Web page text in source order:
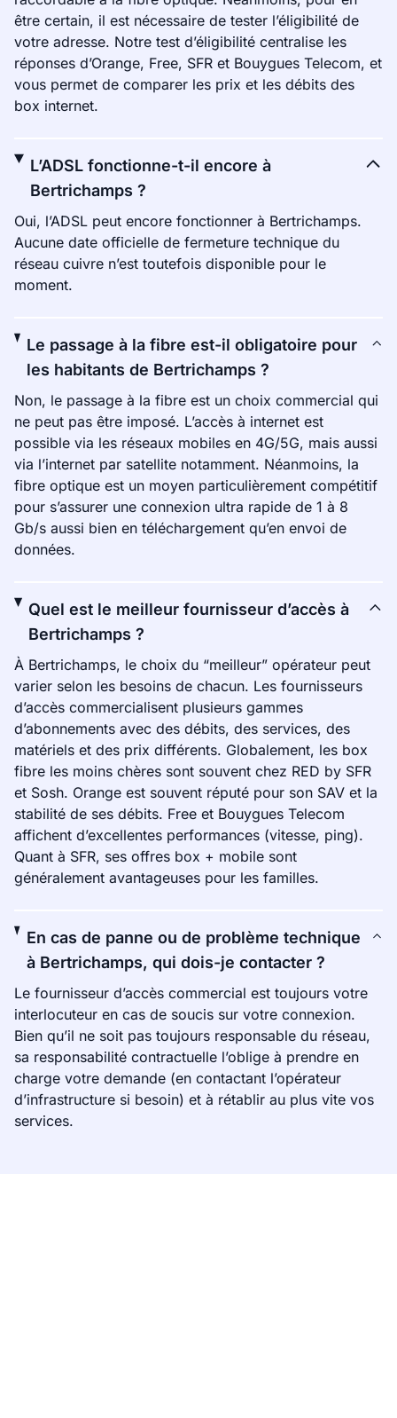
être certain, il est nécessaire de tester l’éligibilité de
votre adresse. Notre test d’éligibilité centralise les
réponses d’Orange, Free, SFR et Bouygues Telecom, et
vous permet de comparer les prix et les débits des
box internet.
L’ADSL fonctionne-t-il encore à
Bertrichamps ?
Oui, l’ADSL peut encore fonctionner à Bertrichamps.
Aucune date officielle de fermeture technique du
réseau cuivre n’est toutefois disponible pour le
moment.
Le passage à la fibre est-il obligatoire pour
les habitants de Bertrichamps ?
Non, le passage à la fibre est un choix commercial qui
ne peut pas être imposé. L’accès à internet est
possible via les réseaux mobiles en 4G/5G, mais aussi
via l’internet par satellite notamment. Néanmoins, la
fibre optique est un moyen particulièrement compétitif
pour s’assurer une connexion ultra rapide de 1 à 8
Gb/s aussi bien en téléchargement qu’en envoi de
données.
Quel est le meilleur fournisseur d’accès à
Bertrichamps ?
À Bertrichamps, le choix du “meilleur” opérateur peut
varier selon les besoins de chacun. Les fournisseurs
d’accès commercialisent plusieurs gammes
d’abonnements avec des débits, des services, des
matériels et des prix différents. Globalement, les box
fibre les moins chères sont souvent chez RED by SFR
et Sosh. Orange est souvent réputé pour son SAV et la
stabilité de ses débits. Free et Bouygues Telecom
affichent d’excellentes performances (vitesse, ping).
Quant à SFR, ses offres box + mobile sont
généralement avantageuses pour les familles.
En cas de panne ou de problème technique
à Bertrichamps, qui dois-je contacter ?
Le fournisseur d’accès commercial est toujours votre
interlocuteur en cas de soucis sur votre connexion.
Bien qu’il ne soit pas toujours responsable du réseau,
sa responsabilité contractuelle l’oblige à prendre en
charge votre demande (en contactant l’opérateur
d’infrastructure si besoin) et à rétablir au plus vite vos
services.